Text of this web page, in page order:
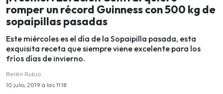
romper un récord Guinness con 500 kg de
sopaipillas pasadas
Este miércoles es el día de la Sopaipilla pasada, esta
exquisita receta que siempre viene excelente para los
fríos días de invierno.
Belén Rubio
10 julio, 2019 a las 11:18